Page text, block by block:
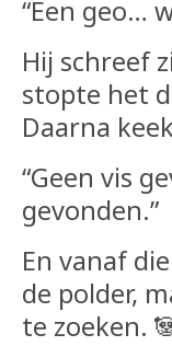
“Een geo…
Hij schreef
stopte het
Daarna
“Geen vis
gevonden.”
En vanaf
de polder,
te zoeken.